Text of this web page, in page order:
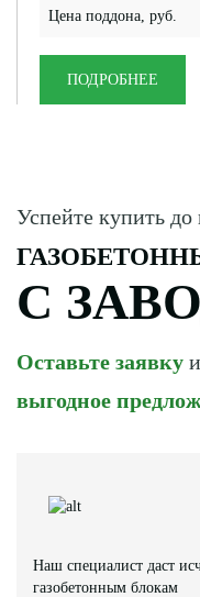
Цена поддона, руб.
ПОДРОБНЕЕ
Успейте купить
С
Оставьте заявку
выгодное
Наш специалист даст
газобетонным блокам